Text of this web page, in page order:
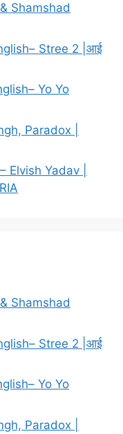
& Shamshad
Stree 2 |आई
Yo Yo
Paradox |
Elvish Yadav |
& Shamshad
Stree 2 |आई
Yo Yo
Paradox |